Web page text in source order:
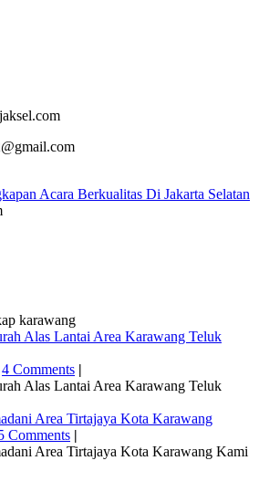
Acara Berkualitas Di Jakarta Selatan
karawang
Alas Lantai Area Karawang Teluk
4 Comments |
Alas Lantai Area Karawang Teluk
Area Tirtajaya Kota Karawang
Comments |
Area Tirtajaya Kota Karawang Kami